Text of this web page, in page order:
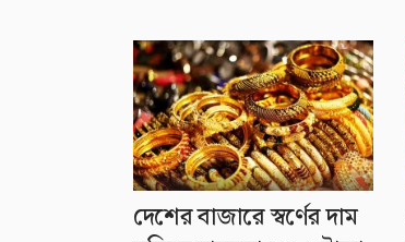
দেশের বাজারে স্বর্ণের দাম